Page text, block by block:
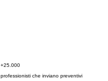
+25.000
professionisti che inviano preventivi